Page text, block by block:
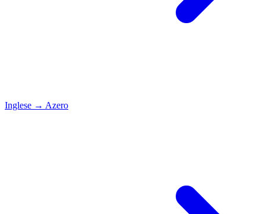
Inglese → Azero